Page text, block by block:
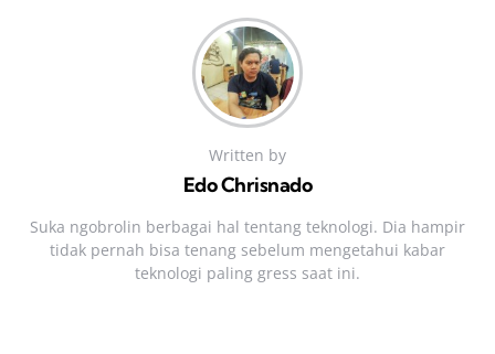
Written by
Edo Chrisnado
Suka ngobrolin berbagai hal tentang teknologi. Dia hampir
tidak pernah bisa tenang sebelum mengetahui kabar
teknologi paling gress saat ini.